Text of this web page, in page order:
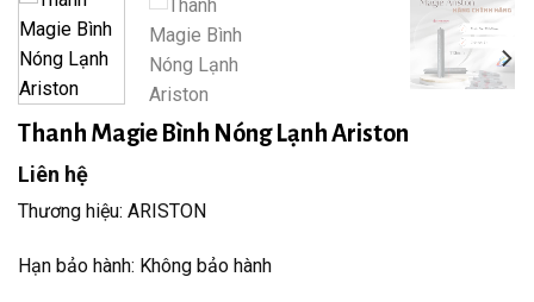
Add to
wishlist
Thanh Magie Bình Nóng Lạnh Ariston
Liên hệ
Thương hiệu: ARISTON
Hạn bảo hành: Không bảo hành